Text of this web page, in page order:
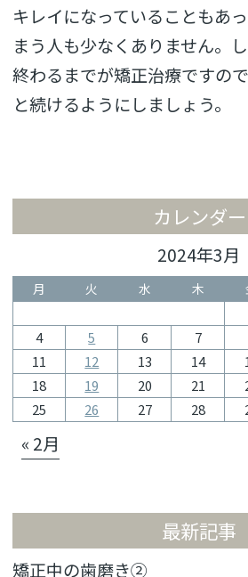
キレイになっていることもあ
まう人も少なくありません。
終わるまでが矯正治療ですの
と続けるようにしましょう。
カレンダー
2024年3月
月 火 水 木
4
5 6 7
11
12 13 14
18
19 20 21
25
26 27 28
« 2月
最新記事
矯正中の歯磨き②